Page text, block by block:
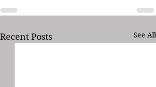
Recent Posts See All